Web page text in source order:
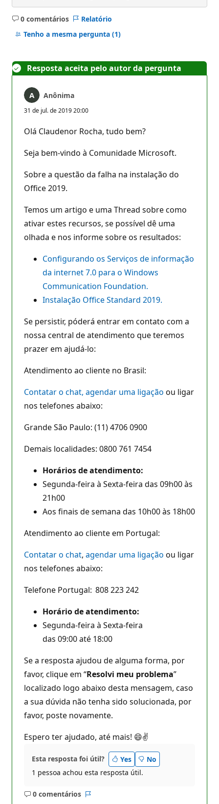
0 comentários
Sem
comentários
Relatório
Tenho a mesma pergunta (1)
Resposta aceita pelo autor da pergunta
Anônima
31 de jul. de 2019 20:00
Olá Claudenor Rocha, tudo bem?
Seja bem-vindo à Comunidade Microsoft.
Sobre a questão da falha na instalação do
Office 2019.
Temos um artigo e uma Thread sobre como
ativar estes recursos, se possível dê uma
olhada e nos informe sobre os resultados:
Configurando os Serviços de informação
da internet 7.0 para o Windows
Communication Foundation.
Instalação Office Standard 2019.
Se persistir, póderá entrar em contato com a
nossa central de atendimento que teremos
prazer em ajudá-lo:
Atendimento ao cliente no Brasil:
Contatar o chat, agendar uma ligação ou ligar
nos telefones abaixo:
Grande São Paulo: (11) 4706 0900
Demais localidades: 0800 761 7454
Horários de atendimento:
Segunda-feira à Sexta-feira das 09h00 às
21h00
Aos finais de semana das 10h00 às 18h00
Atendimento ao cliente em Portugal:
Contatar o chat, agendar uma ligação ou ligar
nos telefones abaixo:
Telefone Portugal: 808 223 242
Horário de atendimento:
Segunda-feira à Sexta-feira
das 09:00 até 18:00
Se a resposta ajudou de alguma forma, por
favor, clique em “Resolvi meu problema”
localizado logo abaixo desta mensagem, caso
a sua dúvida não tenha sido solucionada, por
favor, poste novamente.
Espero ter ajudado, até mais! 😄✌
Esta resposta foi útil? Yes
No
1 pessoa achou esta resposta útil.
0 comentários
Sem